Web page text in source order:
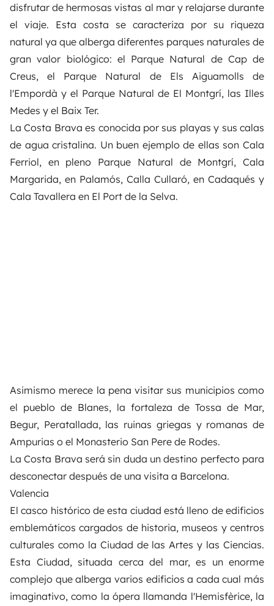
disfrutar de hermosas vistas al mar y relajarse durante
el viaje. Esta costa se caracteriza por su riqueza
natural ya que alberga diferentes parques naturales de
gran valor biológico: el Parque Natural de Cap de
Creus, el Parque Natural de Els Aiguamolls de
l'Empordà y el Parque Natural de El Montgrí, las Illes
Medes y el Baix Ter.
La Costa Brava es conocida por sus playas y sus calas
de agua cristalina. Un buen ejemplo de ellas son Cala
Ferriol, en pleno Parque Natural de Montgrí, Cala
Margarida, en Palamós, Calla Cullaró, en Cadaqués y
Cala Tavallera en El Port de la Selva.
Asimismo merece la pena visitar sus municipios como
el pueblo de Blanes, la fortaleza de Tossa de Mar,
Begur, Peratallada, las ruinas griegas y romanas de
Ampurias o el Monasterio San Pere de Rodes.
La Costa Brava será sin duda un destino perfecto para
desconectar después de una visita a Barcelona.
Valencia
El casco histórico de esta ciudad está lleno de edificios
emblemáticos cargados de historia, museos y centros
culturales como la Ciudad de las Artes y las Ciencias.
Esta Ciudad, situada cerca del mar, es un enorme
complejo que alberga varios edificios a cada cual más
imaginativo, como la ópera llamanda l'Hemisfèrice, la